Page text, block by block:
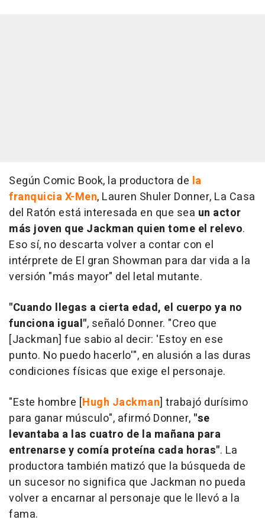
Según Comic Book, la productora de la
franquicia X-Men, Lauren Shuler Donner, La Casa
del Ratón está interesada en que sea un actor
más joven que Jackman quien tome el relevo.
Eso sí, no descarta volver a contar con el
intérprete de El gran Showman para dar vida a la
versión "más mayor" del letal mutante.
"Cuando llegas a cierta edad, el cuerpo ya no
funciona igual", señaló Donner. "Creo que
[Jackman] fue sabio al decir: 'Estoy en ese
punto. No puedo hacerlo'", en alusión a las duras
condiciones físicas que exige el personaje.
"Este hombre [Hugh Jackman] trabajó durísimo
para ganar músculo", afirmó Donner, "se
levantaba a las cuatro de la mañana para
entrenarse y comía proteína cada horas". La
productora también matizó que la búsqueda de
un sucesor no significa que Jackman no pueda
volver a encarnar al personaje que le llevó a la
fama.